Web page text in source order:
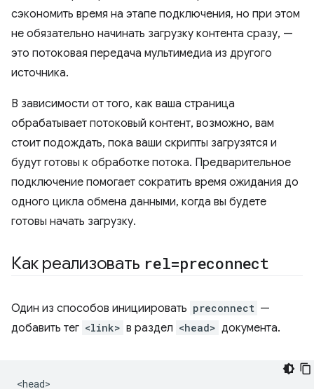
сэкономить время на этапе подключения, но при этом
не обязательно начинать загрузку контента сразу, —
это потоковая передача мультимедиа из другого
источника.
В зависимости от того, как ваша страница
обрабатывает потоковый контент, возможно, вам
стоит подождать, пока ваши скрипты загрузятся и
будут готовы к обработке потока. Предварительное
подключение помогает сократить время ожидания до
одного цикла обмена данными, когда вы будете
готовы начать загрузку.
Как реализовать rel=preconnect
Один из способов инициировать preconnect —
добавить тег <link> в раздел <head> документа.
<head>